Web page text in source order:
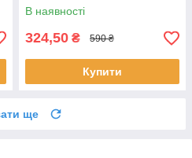
В наявності
324,50 ₴ 590 ₴
Купити
ще